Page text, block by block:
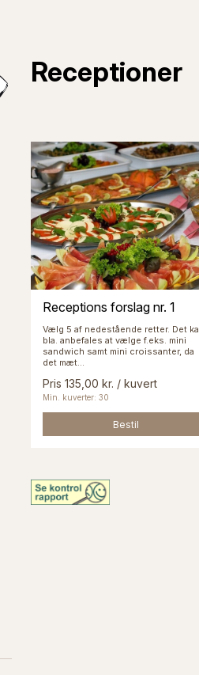
Receptioner
Receptions forslag nr. 1
Vælg 5 af nedestående retter. Det
bla. anbefales at vælge f.eks. mini
sandwich samt mini croissanter, da
det mæt...
Pris 135,00 kr. / kuvert
Min. kuverter: 30
Bestil